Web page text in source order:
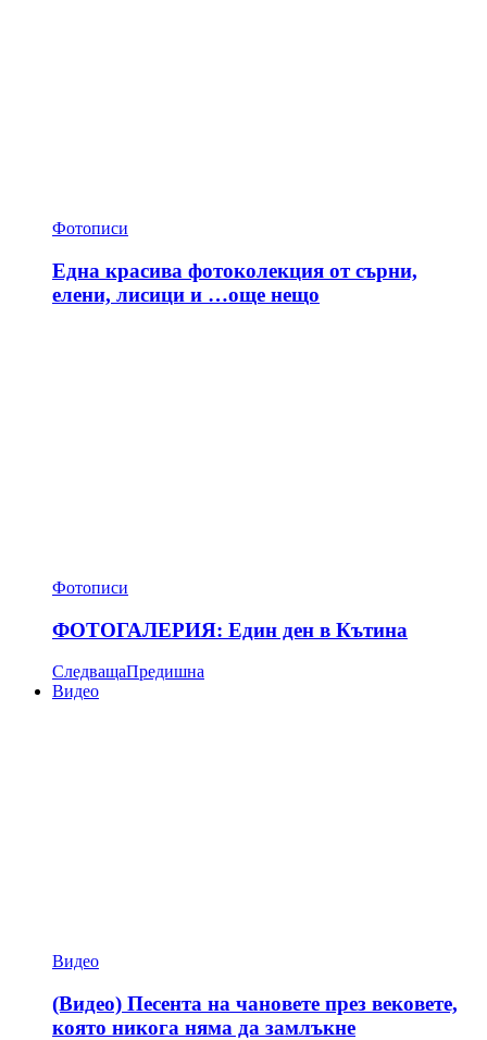
Фотописи
Една красива фотоколекция от сърни,
елени, лисици и …още нещо
Фотописи
ФОТОГАЛЕРИЯ: Един ден в Кътина
СледващаПредишна
Видео
Видео
(Видео) Песента на чановете през вековете,
която никога няма да замлъкне